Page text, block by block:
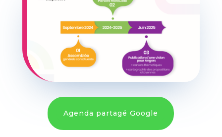
Agenda partagé Google